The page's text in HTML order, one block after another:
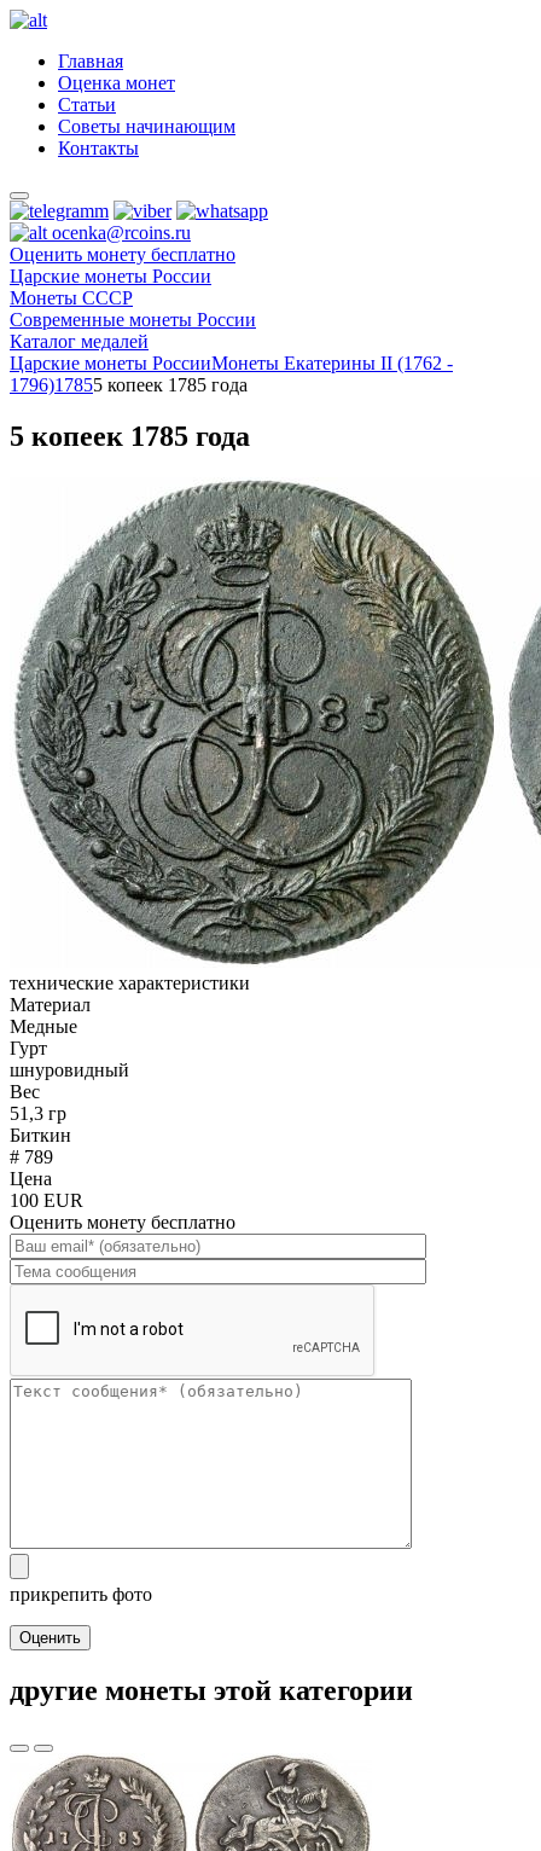
Главная
Оценка монет
Статьи
Советы начинающим
Контакты
ocenka@rcoins.ru
Оценить монету бесплатно
Царские монеты России
Монеты СССР
Современные монеты России
Каталог медалей
Царские монеты РоссииМонеты Екатерины II (1762 -
1796)17855 копеек 1785 года
5 копеек 1785 года
технические характеристики
Материал
Медные
Гурт
шнуровидный
Вес
51,3 гр
Биткин
# 789
Цена
100 EUR
Оценить монету бесплатно
прикрепить фото
Оценить
другие монеты этой категории